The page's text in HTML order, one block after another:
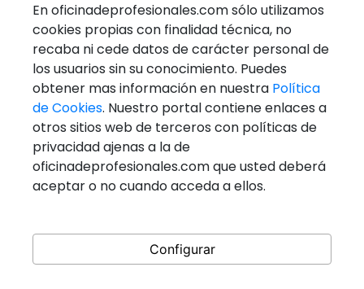
Ponerse En Contacto
Email: general@oficinadeprofesionales.com
Redes Sociales
En oficinadeprofesionales.com sólo utilizamos
cookies propias con finalidad técnica, no
recaba ni cede datos de carácter personal de
los usuarios sin su conocimiento. Puedes
obtener mas información en nuestra Política
de Cookies. Nuestro portal contiene enlaces a
otros sitios web de terceros con políticas de
privacidad ajenas a la de
oficinadeprofesionales.com que usted deberá
aceptar o no cuando acceda a ellos.
Configurar